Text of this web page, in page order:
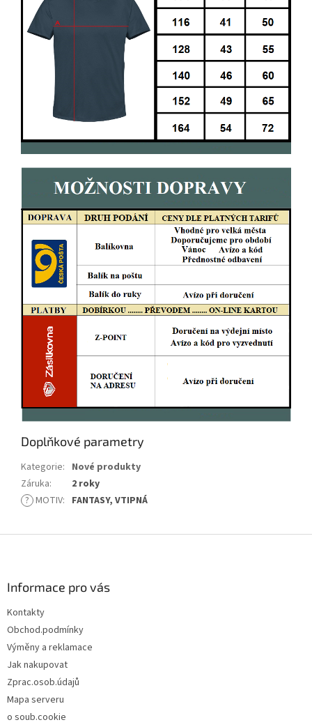
Doplňkové parametry
Kategorie: Nové produkty
Záruka:
2 roky
? MOTIV: FANTASY, VTIPNÁ
Informace pro vás
Kontakty
Obchod.podmínky
Výměny a reklamace
Jak nakupovat
Zprac.osob.údajů
Mapa serveru
o soub.cookie